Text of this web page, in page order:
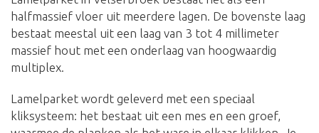
halfmassief vloer uit meerdere lagen. De bovenste laag
bestaat meestal uit een laag van 3 tot 4 millimeter
massief hout met een onderlaag van hoogwaardig
multiplex.
Lamelparket wordt geleverd met een speciaal
kliksysteem: het bestaat uit een mes en een groef,